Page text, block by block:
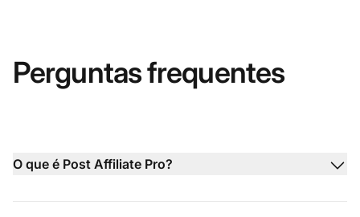
Perguntas frequentes
O que é Post Affiliate Pro?